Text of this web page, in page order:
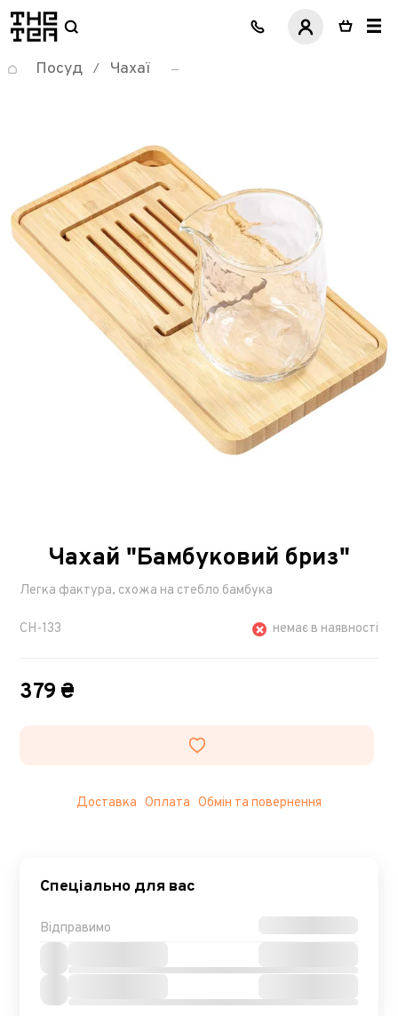
логотип
Посуд / Чахаї
Чахай "Бамбуковий бриз"
Легка фактура, схожа на стебло бамбука
CH-133 немає в наявності
379 ₴
Доставка Оплата Обмін та повернення
Спеціально для вас
Відправимо